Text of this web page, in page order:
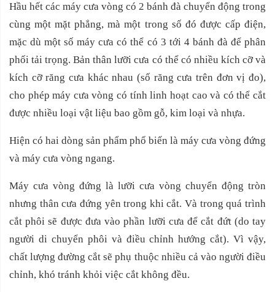
Hầu hết các máy cưa vòng có 2 bánh đà chuyển động trong
cùng một mặt phẳng, mà một trong số đó được cấp điện,
mặc dù một số máy cưa có thể có 3 tới 4 bánh đà để phân
phối tải trọng. Bản thân lưỡi cưa có thể có nhiều kích cỡ và
kích cỡ răng cưa khác nhau (số răng cưa trên đơn vị đo),
cho phép máy cưa vòng có tính linh hoạt cao và có thể cắt
được nhiều loại vật liệu bao gồm gỗ, kim loại và nhựa.
Hiện có hai dòng sản phẩm phổ biến là máy cưa vòng đứng
và máy cưa vòng ngang.
Máy cưa vòng đứng là lưỡi cưa vòng chuyển động tròn
nhưng thân cưa đứng yên trong khi cắt. Và trong quá trình
cắt phôi sẽ được đưa vào phần lưỡi cưa để cắt đứt (do tay
người di chuyển phôi và điều chỉnh hướng cắt). Vì vậy,
chất lượng đường cắt sẽ phụ thuộc nhiều cả vào người điều
chỉnh, khó tránh khỏi việc cắt không đều.